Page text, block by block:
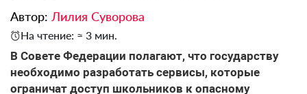
Автор: Лилия Суворова
На чтение: ≈ 3 мин.
В Совете Федерации полагают, что государству
необходимо разработать сервисы, которые
ограничат доступ школьников к опасному